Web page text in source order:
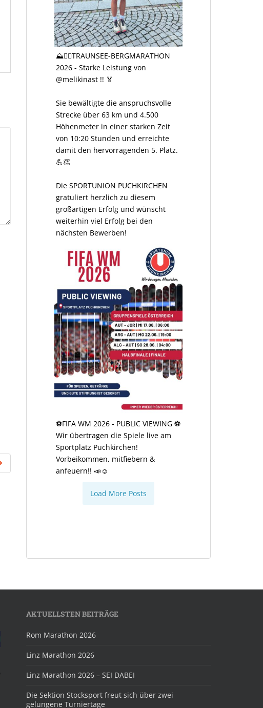
⛰️🏃‍♀️TRAUNSEE-BERGMARATHON
2026 - Starke Leistung von
@melikinast !! 🏅
Sie bewältigte die anspruchsvolle
Strecke über 63 km und 4.500
Höhenmeter in einer starken Zeit
von 10:20 Stunden und erreichte
damit den hervorragenden 5. Platz.
💪👏
Die SPORTUNION PUCHKIRCHEN
gratuliert herzlich zu diesem
großartigen Erfolg und wünscht
weiterhin viel Erfolg bei den
nächsten Bewerben!
⚽️FIFA WM 2026 - PUBLIC VIEWING ⚽️
Wir übertragen die Spiele live am
Sportplatz Puchkirchen!
Vorbeikommen, mitfiebern &
anfeuern!! 📣☺️
Load More Posts
AKTUELLSTEN BEITRÄGE
Rom Marathon 2026
Linz Marathon 2026
Linz Marathon 2026 – SEI DABEI
Die Sektion Stocksport freut sich über zwei
gelungene Turniertage